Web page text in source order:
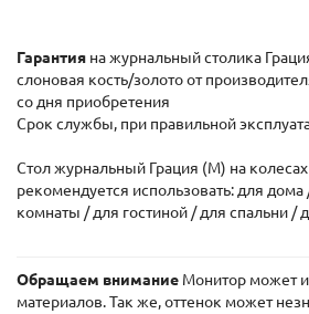
Гарантия на журнальный столика
слоновая кость/золото от
со дня приобретения
Срок службы, при правильной
Стол журнальный Грация (М) на
рекомендуется использовать: для
комнаты / для гостиной / для спальни /
Обращаем внимание Монитор может
материалов. Так же, оттенок может